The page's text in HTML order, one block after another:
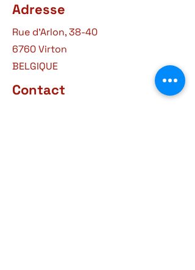
Adresse
Rue d'Arlon, 38-40
6760 Virton
BELGIQUE
Contact